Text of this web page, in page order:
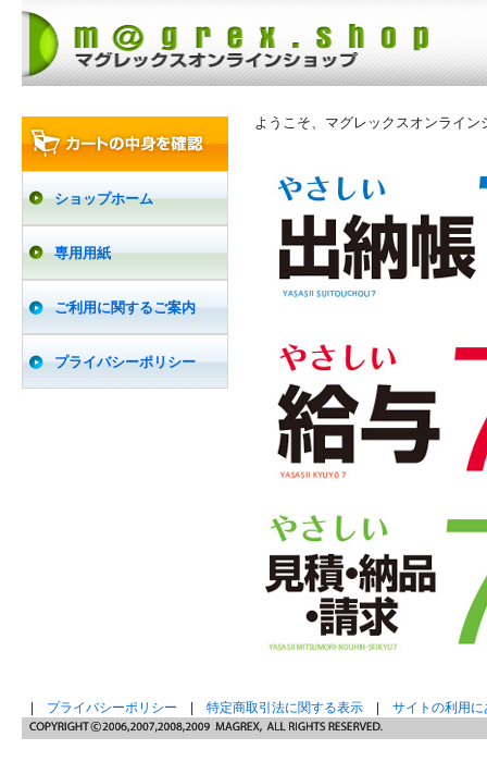
ショップホーム
専用用紙
ご利用に関するご案内
プライバシーポリシー
ようこそ、マグレックスオンライン
プライバシーポリシー 特定商取引法に関する表示 サイトの利用に